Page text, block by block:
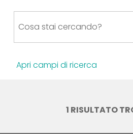
Apri campi di ricerca
1 RISULTATO